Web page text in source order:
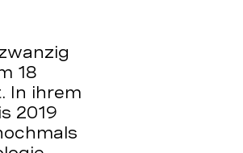
18
In ihrem
2019